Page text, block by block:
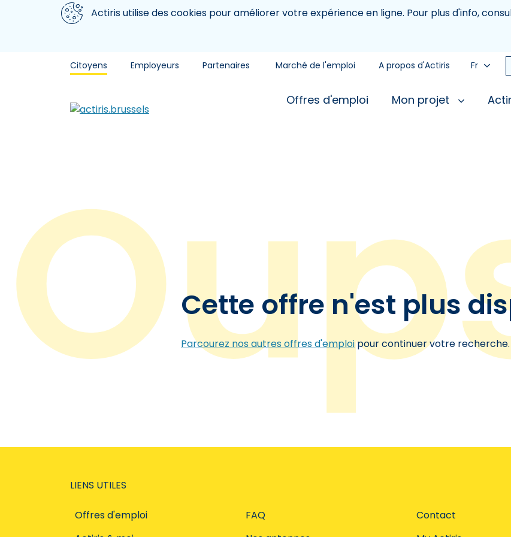
Aller au contenu principal
Nous utilisons des cookiesActiris utilise des cookies pour améliorer votre expérience en ligne. Pour plus d'info,
Citoyens Employeurs Partenaires Marché de l'emploi A propos d'Actiris Fr
Offres d'emploi Mon projet
Cette offre n'est plus
Parcourez nos autres offres d'emploipour continuer votre recherche.
LIENS UTILES
Offres d'emploi
FAQ
Contact